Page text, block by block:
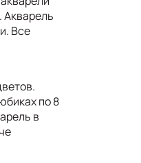
Акварель
Все
по 8
в